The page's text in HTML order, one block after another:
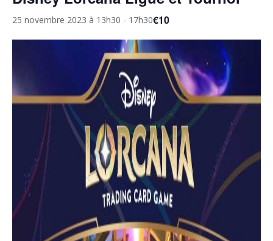
25 novembre 2023 à 13h30 - 17h30€10